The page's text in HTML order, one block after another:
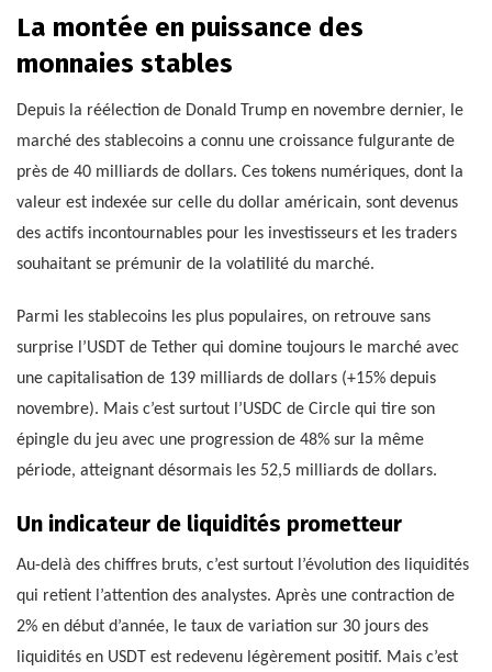
La montée en puissance des
monnaies stables
Depuis la réélection de Donald Trump en novembre dernier, le
marché des stablecoins a connu une croissance fulgurante de
près de 40 milliards de dollars. Ces tokens numériques, dont la
valeur est indexée sur celle du dollar américain, sont devenus
des actifs incontournables pour les investisseurs et les traders
souhaitant se prémunir de la volatilité du marché.
Parmi les stablecoins les plus populaires, on retrouve sans
surprise l’USDT de Tether qui domine toujours le marché avec
une capitalisation de 139 milliards de dollars (+15% depuis
novembre). Mais c’est surtout l’USDC de Circle qui tire son
épingle du jeu avec une progression de 48% sur la même
période, atteignant désormais les 52,5 milliards de dollars.
Un indicateur de liquidités prometteur
Au-delà des chiffres bruts, c’est surtout l’évolution des liquidités
qui retient l’attention des analystes. Après une contraction de
2% en début d’année, le taux de variation sur 30 jours des
liquidités en USDT est redevenu légèrement positif. Mais c’est